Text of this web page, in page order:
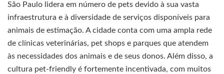
São Paulo lidera em número de pets devido à sua vasta
infraestrutura e à diversidade de serviços disponíveis para
animais de estimação. A cidade conta com uma ampla rede
de clínicas veterinárias, pet shops e parques que atendem
às necessidades dos animais e de seus donos. Além disso, a
cultura pet-friendly é fortemente incentivada, com muitos